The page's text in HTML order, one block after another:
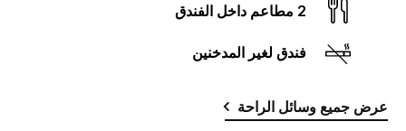
2 مطاعم داخل الفندق
فندق لغير المدخنين
عرض جميع وسائل الراحة